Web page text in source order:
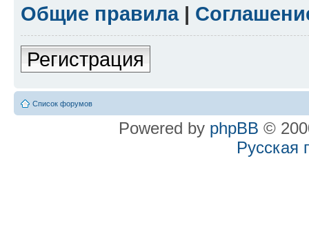
Общие правила|
Регистрация
Список форумов
Powered by phpBB ©
Русская